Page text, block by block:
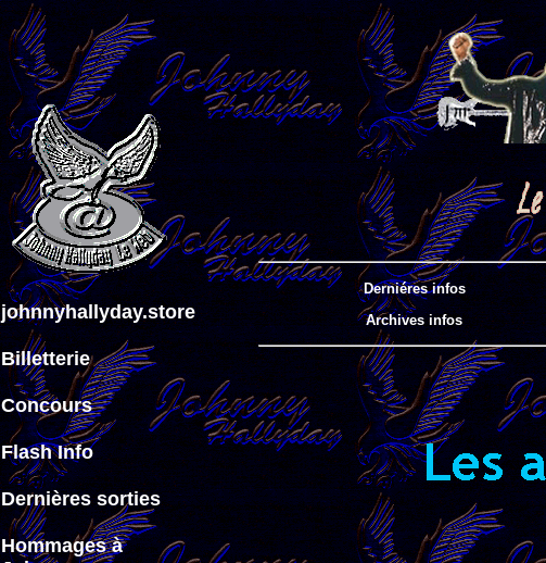
Derniéres infos
Archives infos
johnnyhallyday.store
Billetterie
Concours
Flash Info
Dernières sorties
Hommages à